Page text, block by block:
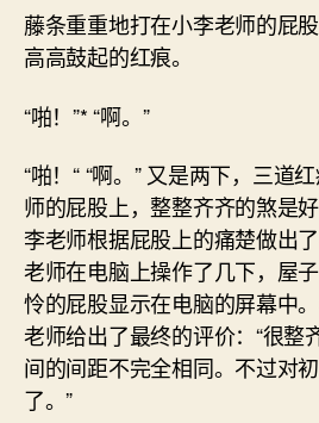
藤条重重地打在小李老师的屁
高高鼓起的红痕。
“啪！”* “啊。”
“啪！“ “啊。” 又是两下，三道
师的屁股上，整整齐齐的煞是
李老师根据屁股上的痛楚做出
老师在电脑上操作了几下，屋
怜的屁股显示在电脑的屏幕中
老师给出了最终的评价：“很整
间的间距不完全相同。不过对
了。”